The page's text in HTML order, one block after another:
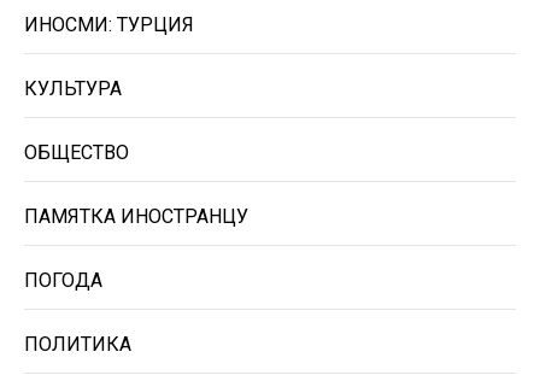
ИНОСМИ: ТУРЦИЯ
КУЛЬТУРА
ОБЩЕСТВО
ПАМЯТКА ИНОСТРАНЦУ
ПОГОДА
ПОЛИТИКА